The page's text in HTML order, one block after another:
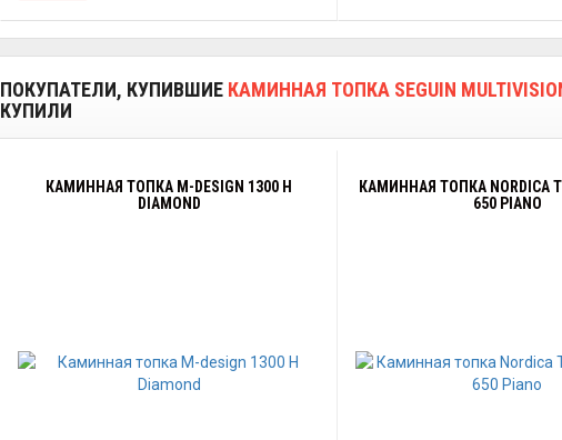
ПОКУПАТЕЛИ, КУПИВШИЕ КАМИННАЯ ТОПКА SEGUIN
КУПИЛИ
КАМИННАЯ ТОПКА M-DESIGN 1300 H
DIAMOND
КАМИННАЯ ТОПКА NORDICA
650 PIANO